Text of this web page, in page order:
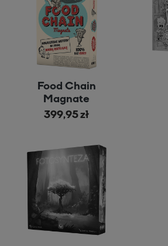
Food Chain
Magnate
399,95 zł